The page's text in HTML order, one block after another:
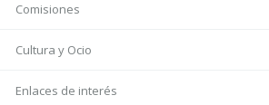
Comisiones
Cultura y Ocio
Enlaces de interés